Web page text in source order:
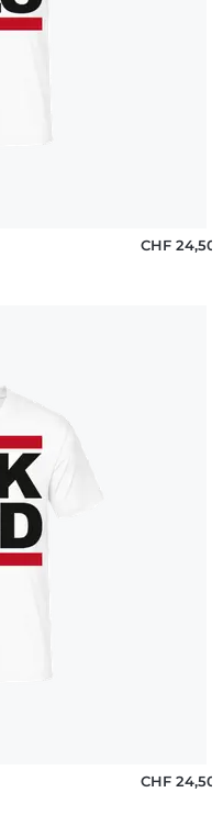
CHF 24,50
CHF 24,50